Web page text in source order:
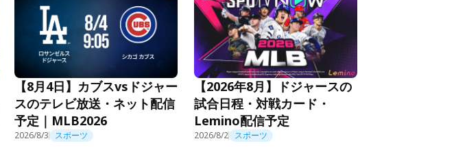
【8月4日】カブスvsドジャー
スのテレビ放送・ネット配信
予定｜MLB2026
2026/8/3 スポーツ
【2026年8月】ドジャースの
試合日程・対戦カード・
Lemino配信予定
2026/8/2 スポーツ